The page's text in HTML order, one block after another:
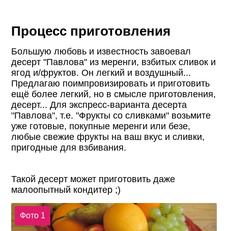
Процесс приготовления
Большую любовь и известность завоевал
десерт "Павлова" из меренги, взбитых сливок и
ягод и/фруктов. Он легкий и воздушный...
Предлагаю поимпровизировать и приготовить
ещё более легкий, но в смысле приготовления,
десерт... Для экспресс-варианта десерта
"Павлова", т.е. "Фрукты со сливками" возьмите
уже готовые, покупные меренги или безе,
любые свежие фрукты на ваш вкус и сливки,
пригодные для взбивания.
Такой десерт может приготовить даже
малоопытный кондитер ;)
Фото 1